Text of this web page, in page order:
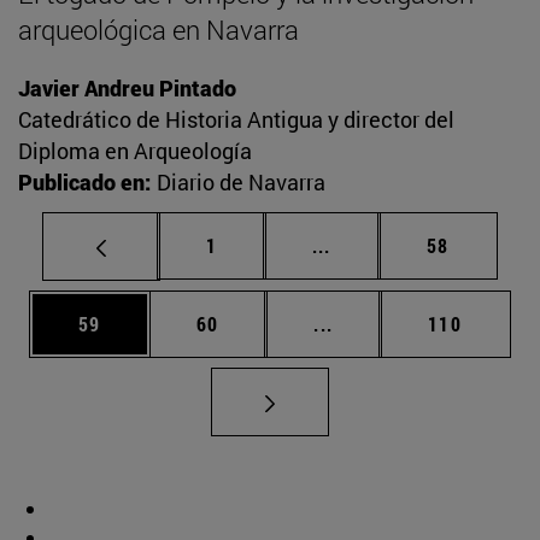
arqueológica en Navarra
Javier Andreu Pintado
Catedrático de Historia Antigua y director del
Diploma en Arqueología
Publicado en: Diario de Navarra
Página
1 ... Páginas intermedias
Página
58
Página
59 Página
60 ... Páginas intermedias
Página
110